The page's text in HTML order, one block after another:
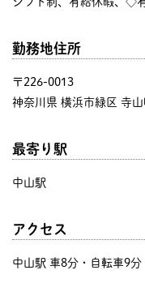
勤務地住所
〒226-0013
神奈川県 横浜市緑区 寺
最寄り駅
中山駅
アクセス
中山駅 車8分・自転車9